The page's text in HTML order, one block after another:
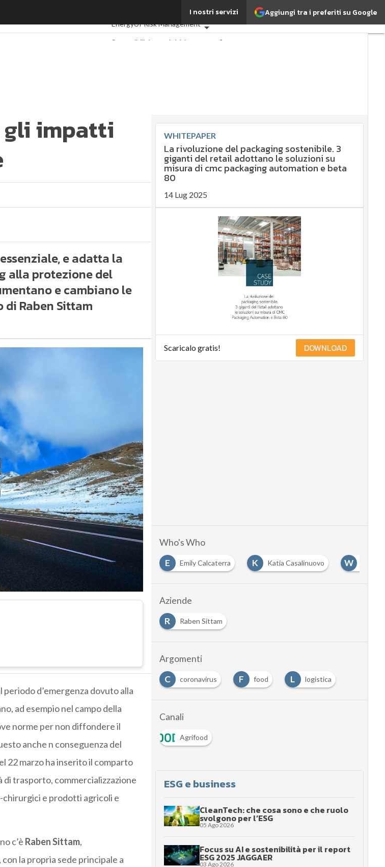
Aggiungi tra i preferiti su Google
I nostri servizi
ESG: che cos'è?Agrifood
EnergyUPRisk Management
Sostenibilità: perché è importante?
Ultimi articoli
gli impatti
e adatta la
alla protezione del
e cambiano le
Raben Sittam
d’emergenza dovuto alla
ad esempio nel campo della
norme per non diffondere il
anche n conseguenza del
22 marzo ha inserito il comparto
di trasporto, commercializzazione
chirurgici e prodotti agricoli e
c’è Raben Sittam,
la propria sede principale a
WHITEPAPER
La rivoluzione del packaging sostenibile. 3
giganti del retail adottano le soluzioni su
misura di cmc packaging automation e beta
80
14 Lug 2025
Scaricalo gratis! DOWNLOAD
Who's Who
A
Alessandro Tassano E Emily Calcaterra K Katia Casalinuovo W
Aziende
R
Raben Sittam
Argomenti
C
coronavirus F food L logistica
Canali
Agrifood
ESG e business
CleanTech: che cosa sono e che ruolo
svolgono per l’ESG
05 Ago 2026
Focus su AI e sostenibilità per il report
ESG 2025 JAGGAER
03 Ago 2026